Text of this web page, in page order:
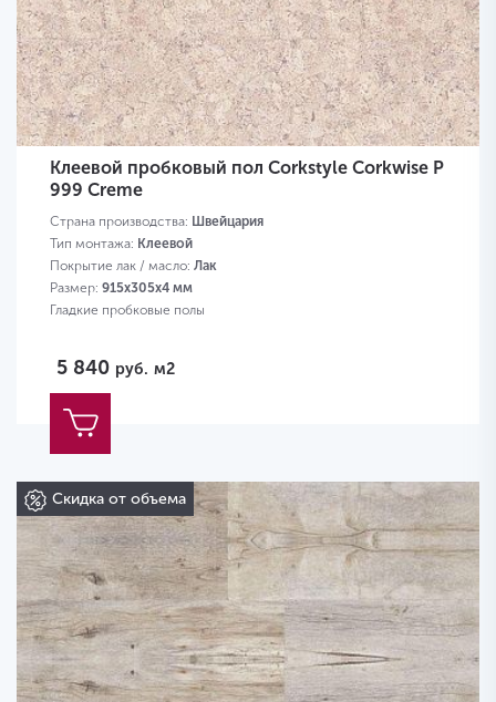
Клеевой пробковый пол Corkstyle Corkwise P
999 Creme
Страна производства: Швейцария
Тип монтажа: Клеевой
Покрытие лак / масло: Лак
Размер: 915х305х4 мм
Гладкие пробковые полы
5 840 руб. м2
Скидка от объема